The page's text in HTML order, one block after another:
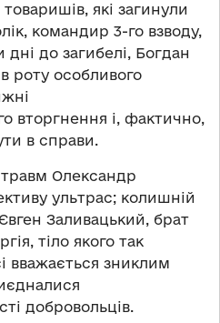
які загинули
командир 3-го взводу,
до загибелі, Богдан
роту особливого
вторгнення і, фактично,
в справи.
Олександр
ультрас; колишній
Заливацький, брат
тіло якого так
вважається зниклим
добровольців.